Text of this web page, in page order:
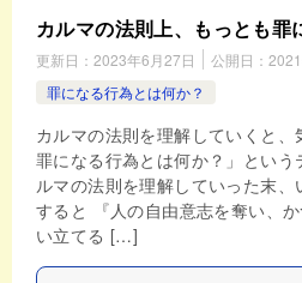
カルマの法則上、もっとも罪
更新日： 2023年6月27日 公開日：
罪になる行為とは何か？
カルマの法則を理解していくと、
罪になる行為とは何か？」という
ルマの法則を理解していった末、
すると 『人の自由意志を奪い、
い立てる […]